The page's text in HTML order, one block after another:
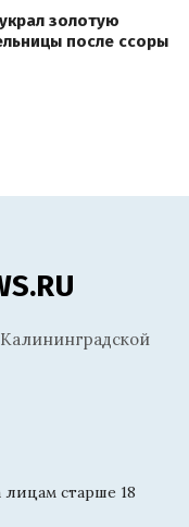
золотую
после ссоры
старше 18